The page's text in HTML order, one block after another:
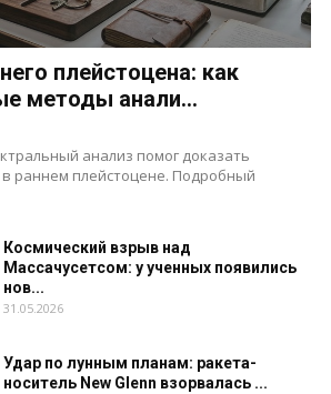
плейстоцена: как
методы анали...
анализ помог доказать
в раннем плейстоцене. Подробный
Космический взрыв над
Массачусетсом: у ученных появились
нов...
31.05.2026
Удар по лунным планам: ракета-
носитель New Glenn взорвалась ...